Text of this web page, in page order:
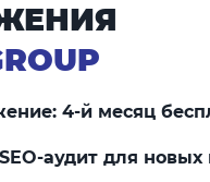
4-й месяц
аудит для новых